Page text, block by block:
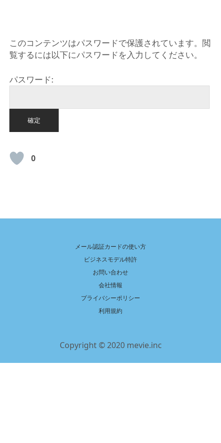
このコンテンツはパスワードで保護されています。閲
覧するには以下にパスワードを入力してください。
パスワード:
0
メール認証カードの使い方
ビジネスモデル特許
お問い合わせ
会社情報
プライバシーポリシー
利用規約
Copyright © 2020 mevie.inc